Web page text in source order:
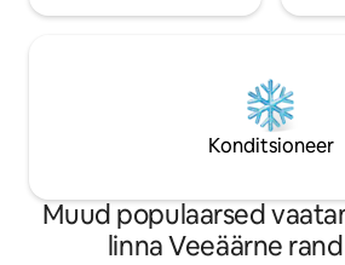
Konditsioneer
Muud populaarsed
linna Veeäärne